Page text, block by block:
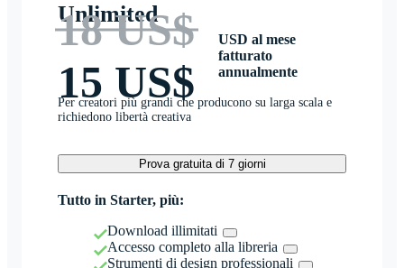
Unlimited
18 US$
15 US$
USD al mese
fatturato
annualmente
Per creatori più grandi che producono su larga scala e
richiedono libertà creativa
Prova gratuita di 7 giorni
Tutto in Starter, più:
Download illimitati
Accesso completo alla libreria
Strumenti di design professionali